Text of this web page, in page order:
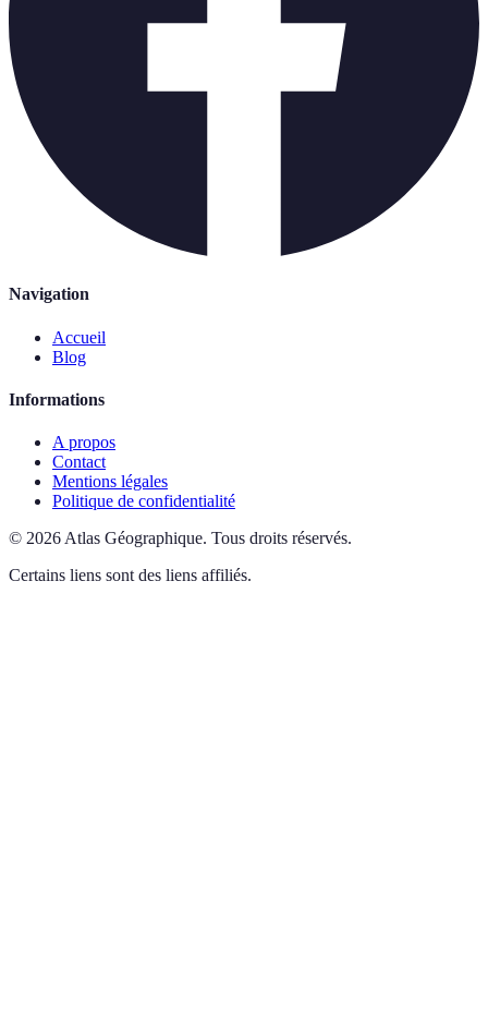
Navigation
Accueil
Blog
Informations
A propos
Contact
Mentions légales
Politique de confidentialité
© 2026 Atlas Géographique. Tous droits réservés.
Certains liens sont des liens affiliés.